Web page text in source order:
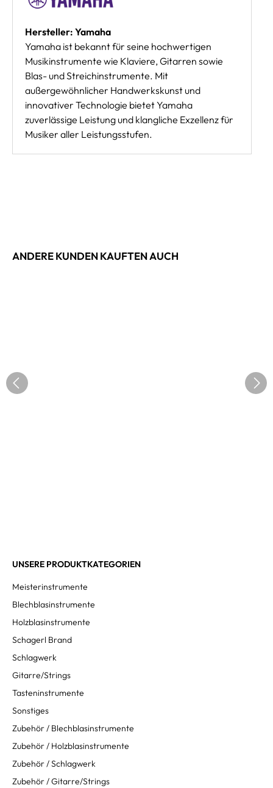
Hersteller: Yamaha
Yamaha ist bekannt für seine hochwertigen
Musikinstrumente wie Klaviere, Gitarren sowie
Blas- und Streichinstrumente. Mit
außergewöhnlicher Handwerkskunst und
innovativer Technologie bietet Yamaha
zuverlässige Leistung und klangliche Exzellenz für
Musiker aller Leistungsstufen.
ANDERE KUNDEN KAUFTEN AUCH
UNSERE PRODUKTKATEGORIEN
Meisterinstrumente
Blechblasinstrumente
Holzblasinstrumente
Schagerl Brand
Schlagwerk
Gitarre/Strings
Tasteninstrumente
Sonstiges
Zubehör / Blechblasinstrumente
Zubehör / Holzblasinstrumente
Zubehör / Schlagwerk
Zubehör / Gitarre/Strings